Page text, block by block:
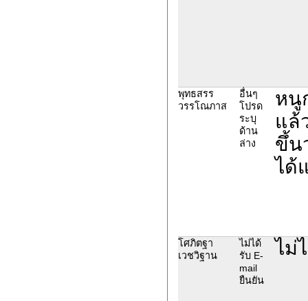
พุทธสรร
วรรโณภาส
อื่นๆ
โปรด
ระบุ
ด้าน
ล่าง
หนู
แล้
ขึ้น
ได้
โศภิตฐา
เวชวิฐาน
ไม่ได้
รับ E-
mail
ยืนยัน
ไม่